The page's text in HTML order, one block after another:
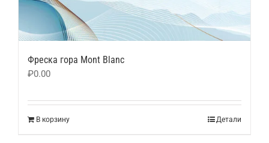
Фреска гора Mont Blanc
₽0.00
В корзину Детали